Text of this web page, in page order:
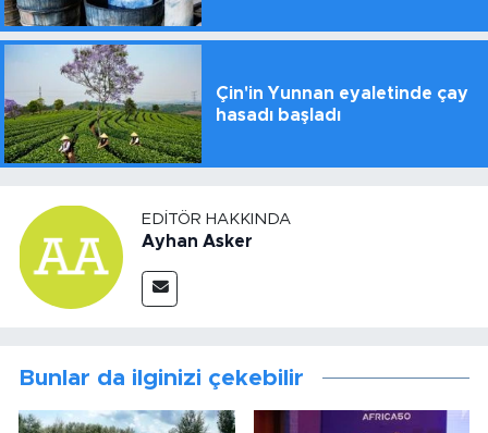
Çin'in Yunnan eyaletinde çay
hasadı başladı
EDITÖR HAKKINDA
Ayhan Asker
Bunlar da ilginizi çekebilir